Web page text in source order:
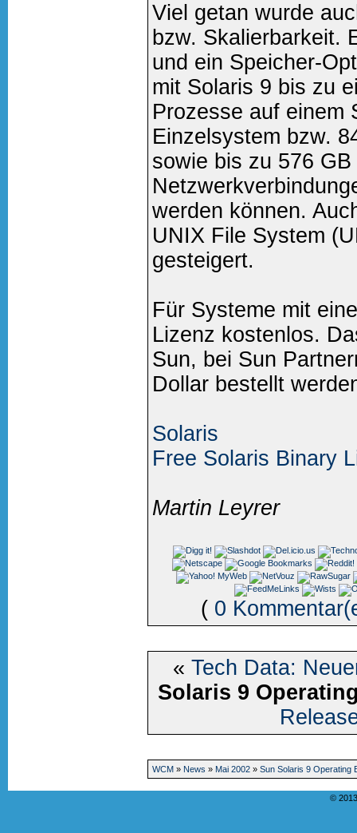
Viel getan wurde
bzw. Skalierbarkeit.
und ein Speicher-
mit Solaris 9 bis zu
Prozesse auf einem
Einzelsystem bzw.
sowie bis zu 576
werden können.
UNIX File System
gesteigert.
Für Systeme mit
Lizenz kostenlos.
Sun, bei Sun
Dollar bestellt
Solaris
Free Solaris Binary
Martin Leyrer
( 0
« Tech Data:
Solaris 9
WCM » News » Mai 2002» Sun Solaris 9 Operating
©